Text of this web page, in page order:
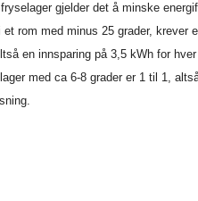
gjelder det å minske
rom med minus 25 grader, krever
en innsparing på 3,5 kWh for
med ca 6-8 grader er 1 til 1,